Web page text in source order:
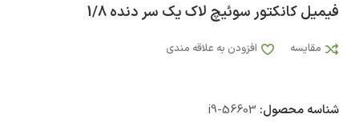
فیمیل کانکتور سوئیچ لاک یک سر دنده 1/8
مقایسه افزودن به علاقه مندی
شناسه محصول: i9-56603